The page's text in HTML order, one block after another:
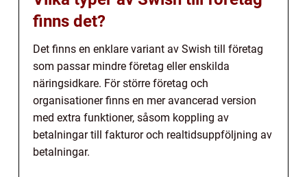
finns det?
Det finns en enklare variant av Swish till företag
som passar mindre företag eller enskilda
näringsidkare. För större företag och
organisationer finns en mer avancerad version
med extra funktioner, såsom koppling av
betalningar till fakturor och realtidsuppföljning av
betalningar.